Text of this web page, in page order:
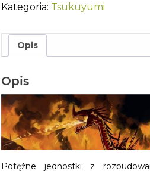
Kategoria: Tsukuyumi
Opis
Opis
Potężne jednostki z